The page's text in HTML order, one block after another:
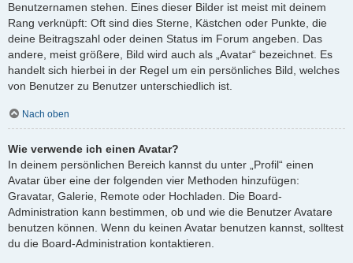
Benutzernamen stehen. Eines dieser Bilder ist meist mit deinem
Rang verknüpft: Oft sind dies Sterne, Kästchen oder Punkte, die
deine Beitragszahl oder deinen Status im Forum angeben. Das
andere, meist größere, Bild wird auch als „Avatar“ bezeichnet. Es
handelt sich hierbei in der Regel um ein persönliches Bild, welches
von Benutzer zu Benutzer unterschiedlich ist.
Nach oben
Wie verwende ich einen Avatar?
In deinem persönlichen Bereich kannst du unter „Profil“ einen
Avatar über eine der folgenden vier Methoden hinzufügen:
Gravatar, Galerie, Remote oder Hochladen. Die Board-
Administration kann bestimmen, ob und wie die Benutzer Avatare
benutzen können. Wenn du keinen Avatar benutzen kannst, solltest
du die Board-Administration kontaktieren.